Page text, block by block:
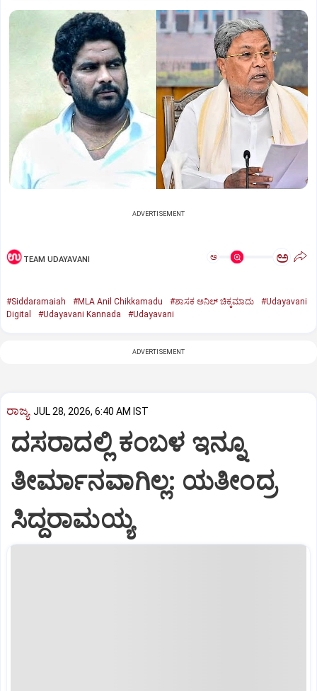
ADVERTISEMENT
TEAM UDAYAVANI ಅ ಅ
#Siddaramaiah #MLA Anil Chikkamadu #ಶಾಸಕ ಅನಿಲ್ ಚಿಕ್ಕಮಾದು‌
#Udayavani
Digital
#Udayavani Kannada #Udayavani
ADVERTISEMENT
ರಾಜ್ಯ JUL 28, 2026, 6:40 AM IST
ದಸರಾದಲ್ಲಿ ಕಂಬಳ ಇನ್ನೂ
ತೀರ್ಮಾನವಾಗಿಲ್ಲ: ಯತೀಂದ್ರ
ಸಿದ್ದರಾಮಯ್ಯ